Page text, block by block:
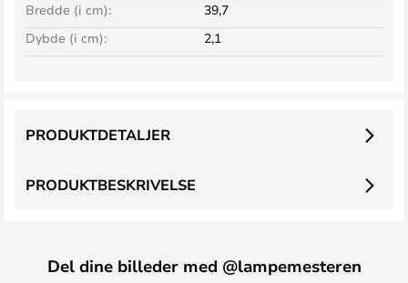
Bredde (i cm): 39,7
Dybde (i cm): 2,1
PRODUKTBESKRIVELSE
PRODUKTDETALJER
Del dine billeder med @lampemesteren